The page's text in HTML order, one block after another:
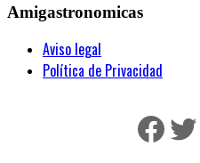
Amigastronomicas
Aviso legal
Política de Privacidad